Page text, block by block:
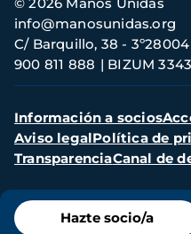
Menú
de
Hazte socio/a
de
contacto
C/ Barquillo, 38 -
900 811 888
BIZUM
info@manosunidas.org
Menú
secundario
Información a socios
Aviso legalPolítica de
TransparenciaCanal de